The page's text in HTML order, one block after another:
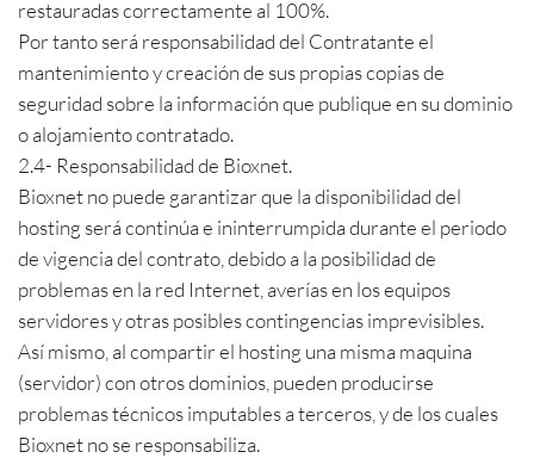
restauradas correctamente al 100%.
Por tanto será responsabilidad del Contratante el
mantenimiento y creación de sus propias copias de
seguridad sobre la información que publique en su dominio
o alojamiento contratado.
2.4- Responsabilidad de Bioxnet.
Bioxnet no puede garantizar que la disponibilidad del
hosting será continúa e ininterrumpida durante el periodo
de vigencia del contrato, debido a la posibilidad de
problemas en la red Internet, averías en los equipos
servidores y otras posibles contingencias imprevisibles.
Así mismo, al compartir el hosting una misma maquina
(servidor) con otros dominios, pueden producirse
problemas técnicos imputables a terceros, y de los cuales
Bioxnet no se responsabiliza.